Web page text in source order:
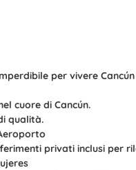
per vivere Cancún
cuore di Cancún.
qualità.
privati inclusi per